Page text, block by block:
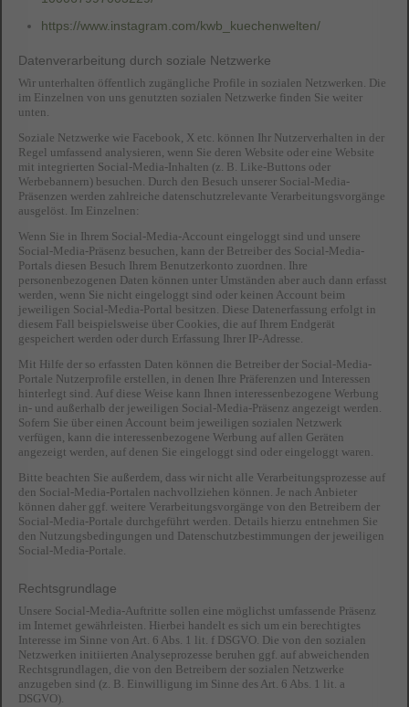
https://www.instagram.com/kwb_kuechenwelten/
Datenverarbeitung durch soziale Netzwerke
Wir unterhalten öffentlich zugängliche Profile in sozialen Netzwerken. Die
im Einzelnen von uns genutzten sozialen Netzwerke finden Sie weiter
unten.
Soziale Netzwerke wie Facebook, X etc. können Ihr Nutzerverhalten in der
Regel umfassend analysieren, wenn Sie deren Website oder eine Website
mit integrierten Social-Media-Inhalten (z. B. Like-Buttons oder
Werbebannern) besuchen. Durch den Besuch unserer Social-Media-
Präsenzen werden zahlreiche datenschutzrelevante Verarbeitungsvorgänge
ausgelöst. Im Einzelnen:
Wenn Sie in Ihrem Social-Media-Account eingeloggt sind und unsere
Social-Media-Präsenz besuchen, kann der Betreiber des Social-Media-
Portals diesen Besuch Ihrem Benutzerkonto zuordnen. Ihre
personenbezogenen Daten können unter Umständen aber auch dann erfasst
werden, wenn Sie nicht eingeloggt sind oder keinen Account beim
jeweiligen Social-Media-Portal besitzen. Diese Datenerfassung erfolgt in
diesem Fall beispielsweise über Cookies, die auf Ihrem Endgerät
gespeichert werden oder durch Erfassung Ihrer IP-Adresse.
Mit Hilfe der so erfassten Daten können die Betreiber der Social-Media-
Portale Nutzerprofile erstellen, in denen Ihre Präferenzen und Interessen
hinterlegt sind. Auf diese Weise kann Ihnen interessenbezogene Werbung
in- und außerhalb der jeweiligen Social-Media-Präsenz angezeigt werden.
Sofern Sie über einen Account beim jeweiligen sozialen Netzwerk
verfügen, kann die interessenbezogene Werbung auf allen Geräten
angezeigt werden, auf denen Sie eingeloggt sind oder eingeloggt waren.
Bitte beachten Sie außerdem, dass wir nicht alle Verarbeitungsprozesse auf
den Social-Media-Portalen nachvollziehen können. Je nach Anbieter
können daher ggf. weitere Verarbeitungsvorgänge von den Betreibern der
Social-Media-Portale durchgeführt werden. Details hierzu entnehmen Sie
den Nutzungsbedingungen und Datenschutzbestimmungen der jeweiligen
Social-Media-Portale.
Rechtsgrundlage
Unsere Social-Media-Auftritte sollen eine möglichst umfassende Präsenz
im Internet gewährleisten. Hierbei handelt es sich um ein berechtigtes
Interesse im Sinne von Art. 6 Abs. 1 lit. f DSGVO. Die von den sozialen
Netzwerken initiierten Analyseprozesse beruhen ggf. auf abweichenden
Rechtsgrundlagen, die von den Betreibern der sozialen Netzwerke
anzugeben sind (z. B. Einwilligung im Sinne des Art. 6 Abs. 1 lit. a
DSGVO).